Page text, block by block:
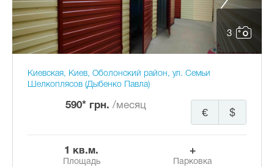
3
Киевская, Киев, Оболонский район, ул. Семьи
Шелкоплясов (Дыбенко Павла)
590* грн. /месяц
$
€
1 кв.м.
Площадь
+
Парковка